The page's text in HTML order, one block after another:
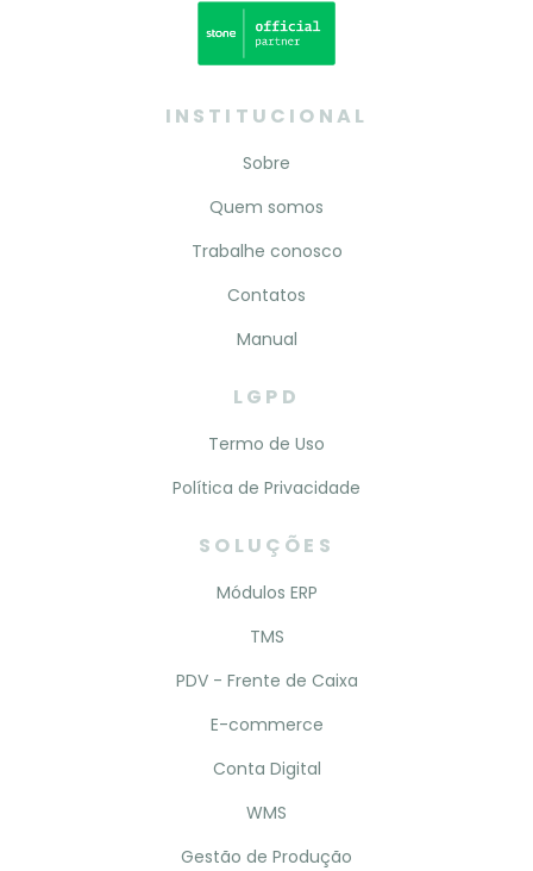
INSTITUCIONAL
Sobre
Quem somos
Trabalhe conosco
Contatos
Manual
LGPD
Termo de Uso
Política de Privacidade
SOLUÇÕES
Módulos ERP
TMS
PDV - Frente de Caixa
E-commerce
Conta Digital
WMS
Gestão de Produção